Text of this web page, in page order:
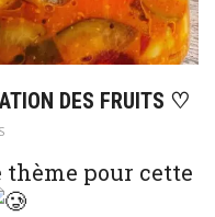
DES FRUITS ♡
thème pour cette